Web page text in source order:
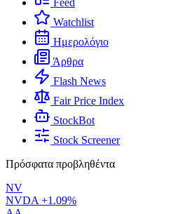
Feed
Watchlist
Ημερολόγιο
Άρθρα
Flash News
Fair Price Index
StockBot
Stock Screener
Πρόσφατα προβληθέντα
NV
NVDA +1.09%